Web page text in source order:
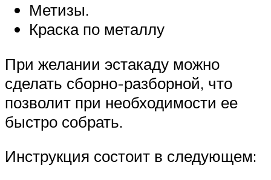
Метизы.
Краска по металлу
При желании эстакаду можно
сделать сборно-разборной, что
позволит при необходимости ее
быстро собрать.
Инструкция состоит в следующем: